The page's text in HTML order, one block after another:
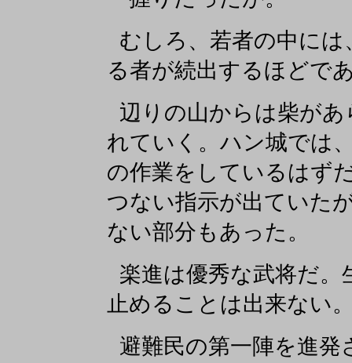
むしろ、若者の中に
る者が続出するほどで
辺りの山からは柴が
れていく。ハン城では
の作業をしているはず
つない指示が出ていた
ない部分もあった。
楽進は優秀な武将だ
止めることは出来ない
避難民の第一陣を進